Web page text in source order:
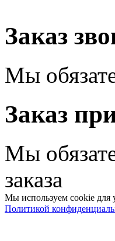
Заказ
Мы
Заказ
Мы
заказа
Мы используем cookie для
Политикой